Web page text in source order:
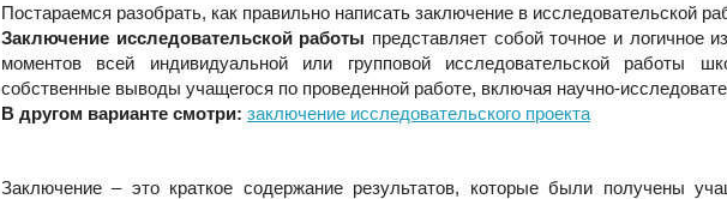
Постараемся разобрать, как правильно написать заключение в исследовательской
Заключение исследовательской работы представляет собой точное и логичное
моментов всей индивидуальной или групповой исследовательской работы
собственные выводы учащегося по проведенной работе, включая научно-
В другом варианте смотри: заключение исследовательского проекта
Заключение – это краткое содержание результатов, которые были получены